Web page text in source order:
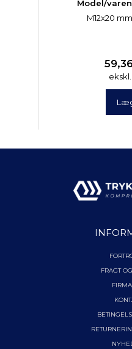
Model/
M12x20
59,36
FRAGT